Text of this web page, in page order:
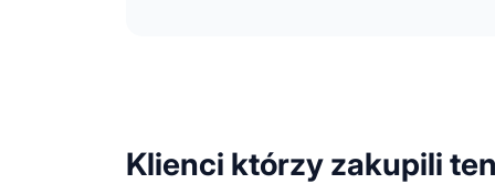
Klienci którzy zakupili